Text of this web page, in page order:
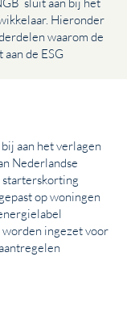
Hieronder
waarom de
de ESG
aan het verlagen
Nederlandse
starterskorting
op woningen
ingezet voor